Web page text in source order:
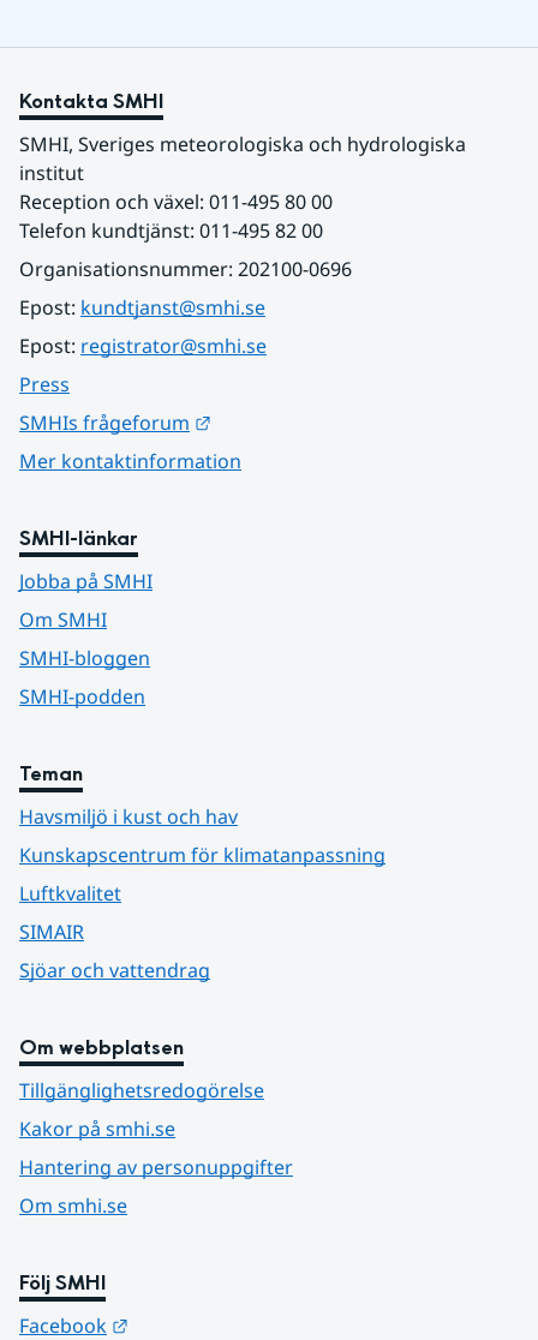
Kontakta SMHI
SMHI, Sveriges meteorologiska och hydrologiska
institut
Reception och växel: 011-495 80 00
Telefon kundtjänst: 011-495 82 00
Organisationsnummer: 202100-0696
Epost: kundtjanst@smhi.se
Epost: registrator@smhi.se
Press
SMHIs frågeforum
Mer kontaktinformation
SMHI-länkar
Jobba på SMHI
Om SMHI
SMHI-bloggen
SMHI-podden
Teman
Havsmiljö i kust och hav
Kunskapscentrum för klimatanpassning
Luftkvalitet
SIMAIR
Sjöar och vattendrag
Om webbplatsen
Tillgänglighetsredogörelse
Kakor på smhi.se
Hantering av personuppgifter
Om smhi.se
Följ SMHI
Facebook